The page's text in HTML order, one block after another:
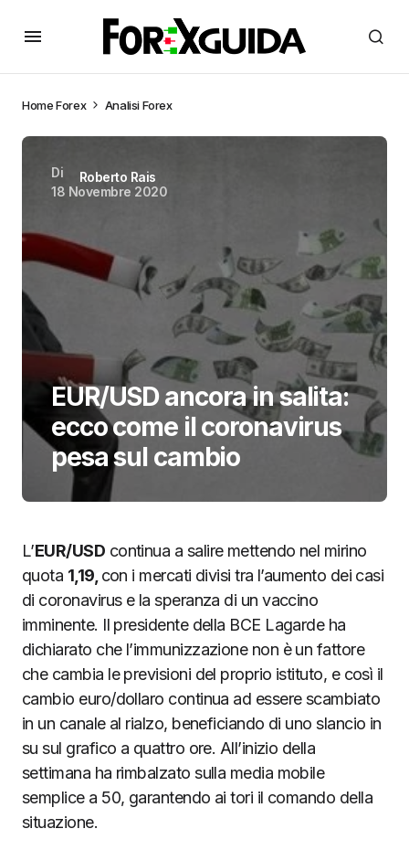
HomeForex Analisi Forex
Di
Roberto Rais
18 Novembre 2020
EUR/USD ancora in salita:
ecco come il coronavirus
pesa sul cambio
L’EUR/USD continua a salire mettendo nel mirino
quota 1,19, con i mercati divisi tra l’aumento dei casi
di coronavirus e la speranza di un vaccino
imminente. Il presidente della BCE Lagarde ha
dichiarato che l’immunizzazione non è un fattore
che cambia le previsioni del proprio istituto, e così il
cambio euro/dollaro continua ad essere scambiato
in un canale al rialzo, beneficiando di uno slancio in
su sul grafico a quattro ore. All’inizio della
settimana ha rimbalzato sulla media mobile
semplice a 50, garantendo ai tori il comando della
situazione.